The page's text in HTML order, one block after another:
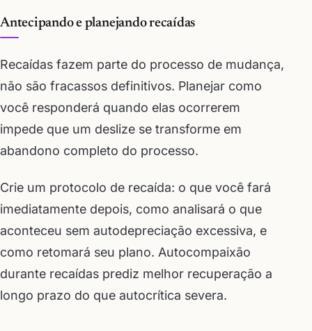
Antecipando e planejando recaídas
Recaídas fazem parte do processo de mudança,
não são fracassos definitivos. Planejar como
você responderá quando elas ocorrerem
impede que um deslize se transforme em
abandono completo do processo.
Crie um protocolo de recaída: o que você fará
imediatamente depois, como analisará o que
aconteceu sem autodepreciação excessiva, e
como retomará seu plano. Autocompaixão
durante recaídas prediz melhor recuperação a
longo prazo do que autocrítica severa.